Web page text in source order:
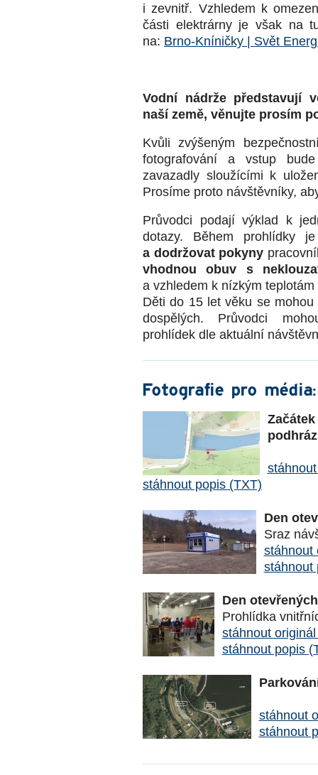
i zevnitř. Vzhledem k
části elektrárny je však na
na: Brno-Kníničky | Svět
Vodní nádrže představují
naší země, věnujte prosím
Kvůli zvýšeným
fotografování a vstup
zavazadly sloužícími k
Prosíme proto návštěvníky,
Průvodci podají výklad k
dotazy. Během prohlídky
a dodržovat pokyny
vhodnou obuv s
a vzhledem k nízkým
Děti do 15 let věku se
dospělých. Průvodci
prohlídek dle aktuální
Fotografie pro média:
stáhnout popis (TXT)
Den
Sraz
stáhnout
stáhnout
Den
Prohlídka
stáhnout
stáhnout popis
stáhnout
stáhnout